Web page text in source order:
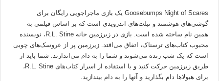
Goosebumps Night of Scares یک بازی ماجراجویی رایگان برای
گوشی‌های هوشمند و تبلت‌های اندرویدی است که بر اساس فیلمی به
همین نام ساخته شده است. بازی در زیرزمین خانه R.L. Stine، نویسنده
محبوب کتاب‌های ترسناک، اتفاق می‌افتد. زیرزمین پر از عروسک‌های چوبی
است که یک شب زنده می‌شوند و شما را به دام می‌اندازند. شما باید از
طریق زیرزمین حرکت کنید و با استفاده از اسرار کتاب‌های R.L. Stine،
برای هیولاها دام بگذارید و آنها را به دام بیندازید.